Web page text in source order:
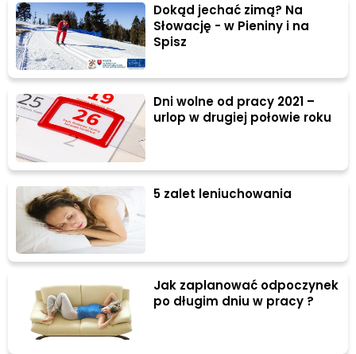
Dokąd jechać zimą? Na
Słowację - w Pieniny i na
Spisz
Dni wolne od pracy 2021 –
urlop w drugiej połowie roku
5 zalet leniuchowania
Jak zaplanować odpoczynek
po długim dniu w pracy ?